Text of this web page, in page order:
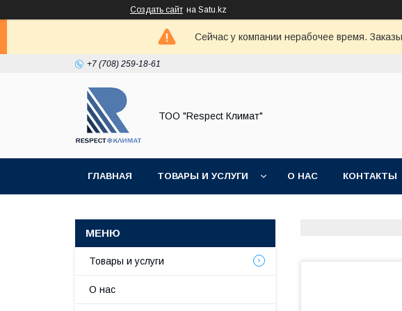
Создать сайт на Satu.kz
Сейчас у компании нерабочее время.
+7 (708) 259-18-61
ТОО "Respect Климат"
ГЛАВНАЯ ТОВАРЫ И УСЛУГИ О НАС КОНТАКТЫ
Товары и услуги
О нас